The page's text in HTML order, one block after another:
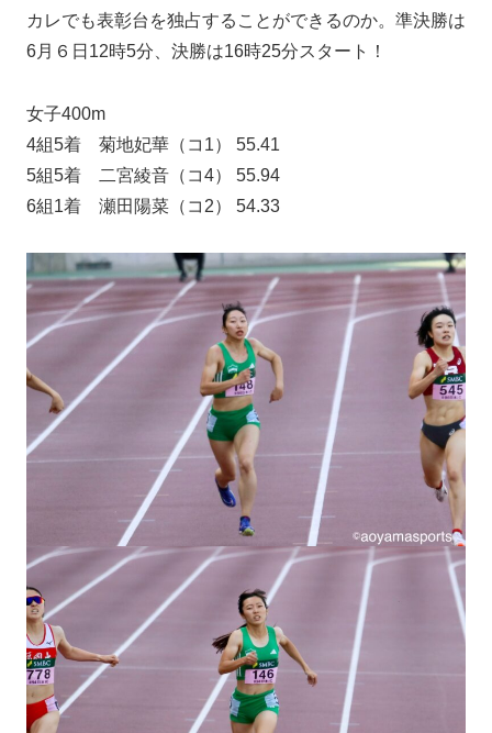
カレでも表彰台を独占することができるのか。準決勝は
6月６日12時5分、決勝は16時25分スタート！
女子400m
4組5着 菊地妃華（コ1） 55.41
5組5着 二宮綾音（コ4） 55.94
6組1着 瀬田陽菜（コ2） 54.33